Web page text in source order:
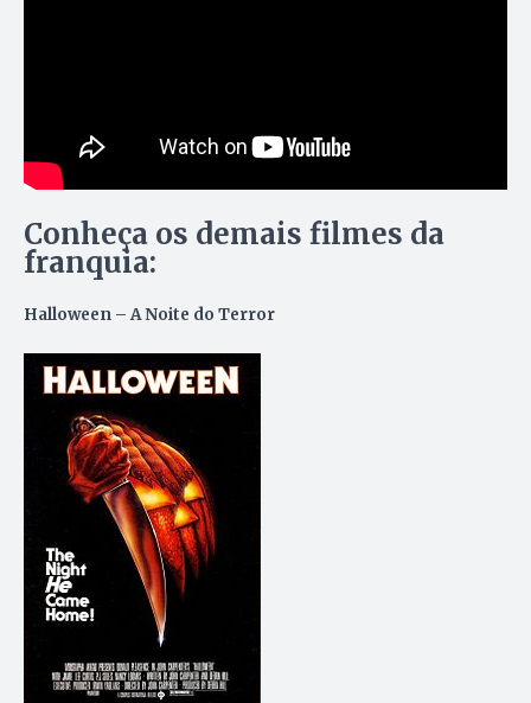
Conheça os demais filmes da
franquia:
Halloween – A Noite do Terror